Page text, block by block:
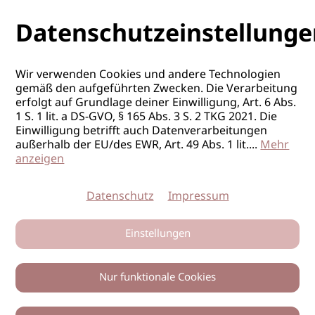
Wir verwenden Cookies und andere Technologien
gemäß den aufgeführten Zwecken. Die Verarbeitung
erfolgt auf Grundlage deiner Einwilligung, Art. 6 Abs.
1 S. 1 lit. a DS-GVO, § 165 Abs. 3 S. 2 TKG 2021. Die
Einwilligung betrifft auch Datenverarbeitungen
außerhalb der EU/des EWR, Art. 49 Abs. 1 lit....Mehr
anzeigen
Datenschutz Impressum
Einstellungen
Nur funktionale Cookies